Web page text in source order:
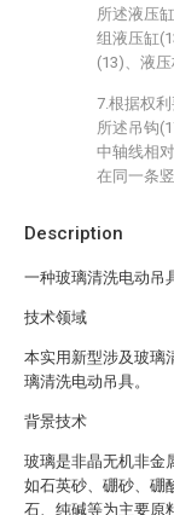
Description
一种玻璃清洗电动吊
技术领域
本实用新型涉及玻璃
璃清洗电动吊具。
背景技术
玻璃是非晶无机非金
如石英砂、硼砂、硼
石、纯碱等为主要原
所述液压
组液压缸
(13)、液
7.根据权
所述吊钩
中轴线相
在同一条